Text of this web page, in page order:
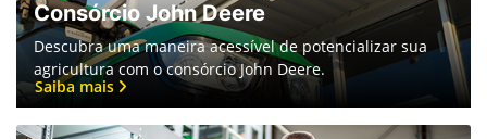
Consórcio John Deere
Descubra uma maneira acessível de potencializar sua
agricultura com o consórcio John Deere.
Saiba mais